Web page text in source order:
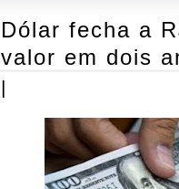
Dólar fecha a
valor em dois
|